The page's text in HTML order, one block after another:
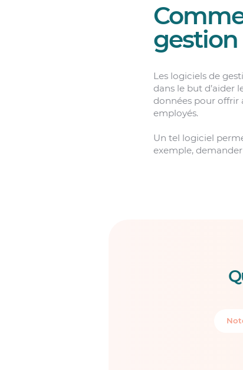
Les logiciels de
dans le but d’aider
données pour offrir
employés.
Un tel logiciel
exemple,